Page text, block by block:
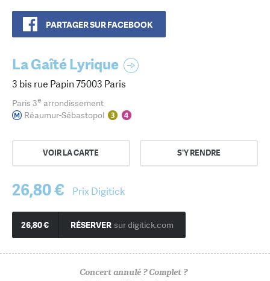
PARTAGER SUR FACEBOOK
La Gaîté Lyrique
3 bis rue Papin 75003 Paris
Paris 3e arrondissement
Réaumur-Sébastopol
VOIR LA CARTE S'Y RENDRE
26,80 € Prix Digitick
26,80 € RÉSERVER sur digitick.com
Concert annulé ? Complet ?